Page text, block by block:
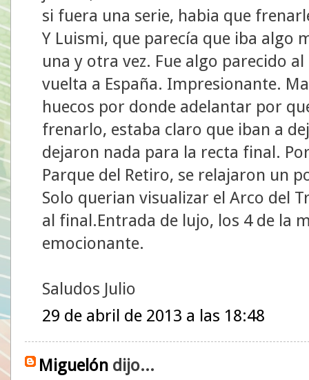
si fuera una serie, habia que
Y Luismi, que parecía que iba algo
una y otra vez. Fue algo parecido
vuelta a España. Impresionante.
huecos por donde adelantar por
frenarlo, estaba claro que iban a
dejaron nada para la recta final.
Parque del Retiro, se relajaron un
Solo querian visualizar el Arco del
al final.Entrada de lujo, los 4 de la
emocionante.
Saludos Julio
29 de abril de 2013 a las 18:48
Miguelón dijo...